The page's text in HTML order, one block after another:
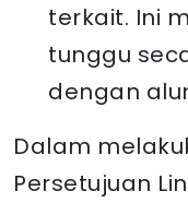
terkait. Ini
tunggu
dengan
Dalam
Persetujuan